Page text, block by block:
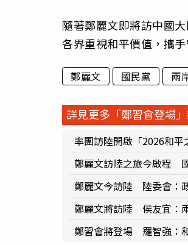
隨著鄭麗文即將訪中國
各界重視和平價值，攜
鄭麗文 國民黨 兩
詳見更多「鄭習會登場
率團訪陸開啟「2026和
鄭麗文訪陸之旅今啟程
鄭麗文今訪陸 陸委會：
鄭麗文將訪陸 侯友宜：
鄭習會將登場 羅智強：